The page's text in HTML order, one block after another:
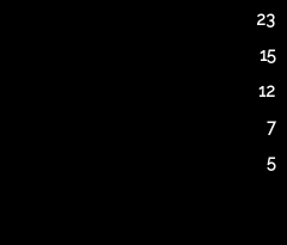
23
15
12
7
5